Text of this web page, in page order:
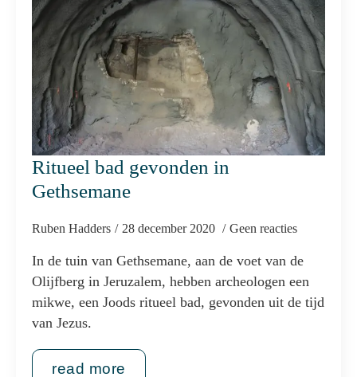
Ritueel bad gevonden in
Gethsemane
Ruben Hadders 28 december 2020 Geen reacties
In de tuin van Gethsemane, aan de voet van de
Olijfberg in Jeruzalem, hebben archeologen een
mikwe, een Joods ritueel bad, gevonden uit de tijd
van Jezus.
read more